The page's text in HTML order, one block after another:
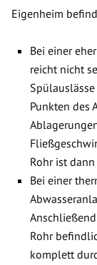
Eigenheim
Bei einer
reicht nicht
Punkten des
Rohr ist
Bei einer
Rohr
komplett